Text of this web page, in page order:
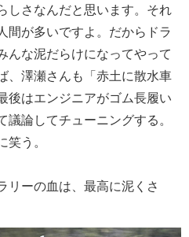
しさなんだと思います。それ
間が多いですよ。だからドラ
んな泥だらけになってやって
、澤瀬さんも「赤土に散水車
後はエンジニアがゴム長履い
論してチューニングする。
笑う。
リーの血は、最高に泥くさ